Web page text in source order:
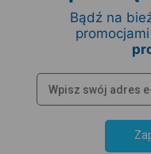
Bądź na